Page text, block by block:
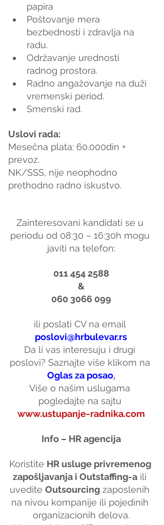
papira
Poštovanje mera
bezbednosti i zdravlja na
radu.
Održavanje urednosti
radnog prostora.
Radno angažovanje na duži
vremenski period.
Smenski rad.
Uslovi rada:
Mesečna plata: 60.000din +
prevoz.
NK/SSS, nije neophodno
prethodno radno iskustvo.
Zainteresovani kandidati se u
periodu od 08:30 – 16:30h mogu
javiti na telefon:
011 454 2588
&
060 3066 099
ili poslati CV na email
poslovi@hrbulevar.rs
Da li vas interesuju i drugi
poslovi? Saznajte više klikom na
Oglas za posao.
Više o našim uslugama
pogledajte na sajtu
www.ustupanje-radnika.com
Info – HR agencija
Koristite HR usluge privremenog
zapošljavanja i Outstaffing-a ili
uvedite Outsourcing zaposlenih
na nivou kompanije ili pojedinih
organizacionih delova.